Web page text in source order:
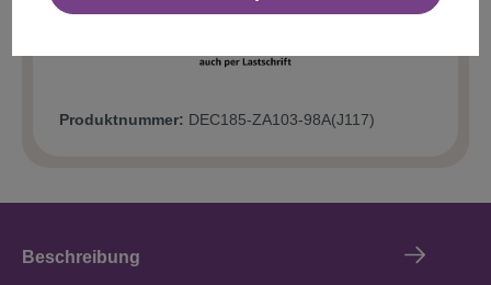
Produktnummer: DEC185-ZA103-98A(J117)
Beschreibung